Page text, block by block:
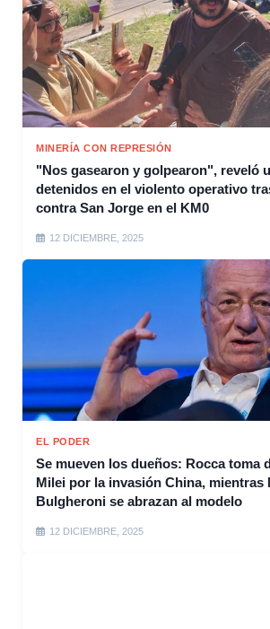
MINERÍA CON REPRESIÓN
"Nos gasearon y golpearon", reveló
detenidos en el violento operativo
contra San Jorge en el KM0
12 DICIEMBRE, 2025
EL PODER
Se mueven los dueños: Rocca toma
Milei por la invasión China, mientras
Bulgheroni se abrazan al modelo
12 DICIEMBRE, 2025